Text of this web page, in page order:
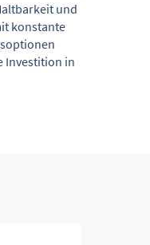
und
konstante
Investition in